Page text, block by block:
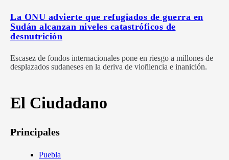
La ONU advierte que refugiados de guerra en
Sudán alcanzan niveles catastróficos de
desnutrición
Escasez de fondos internacionales pone en riesgo a millones de
desplazados sudaneses en la deriva de vioñlencia e inanición.
El Ciudadano
Principales
Puebla